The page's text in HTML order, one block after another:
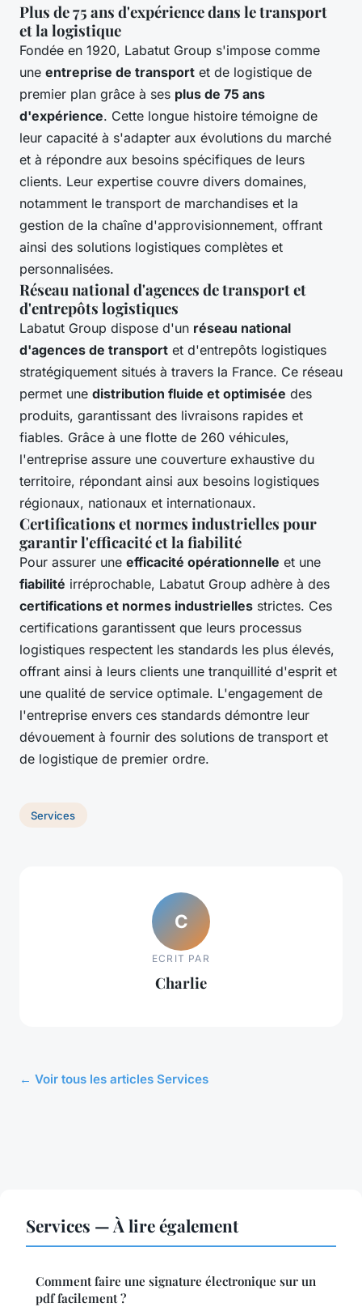
Plus de 75 ans d'expérience dans le transport
et la logistique
Fondée en 1920, Labatut Group s'impose comme
une entreprise de transport et de logistique de
premier plan grâce à ses plus de 75 ans
d'expérience. Cette longue histoire témoigne de
leur capacité à s'adapter aux évolutions du marché
et à répondre aux besoins spécifiques de leurs
clients. Leur expertise couvre divers domaines,
notamment le transport de marchandises et la
gestion de la chaîne d'approvisionnement, offrant
ainsi des solutions logistiques complètes et
personnalisées.
Réseau national d'agences de transport et
d'entrepôts logistiques
Labatut Group dispose d'un réseau national
d'agences de transport et d'entrepôts logistiques
stratégiquement situés à travers la France. Ce réseau
permet une distribution fluide et optimisée des
produits, garantissant des livraisons rapides et
fiables. Grâce à une flotte de 260 véhicules,
l'entreprise assure une couverture exhaustive du
territoire, répondant ainsi aux besoins logistiques
régionaux, nationaux et internationaux.
Certifications et normes industrielles pour
garantir l'efficacité et la fiabilité
Pour assurer une efficacité opérationnelle et une
fiabilité irréprochable, Labatut Group adhère à des
certifications et normes industrielles strictes. Ces
certifications garantissent que leurs processus
logistiques respectent les standards les plus élevés,
offrant ainsi à leurs clients une tranquillité d'esprit et
une qualité de service optimale. L'engagement de
l'entreprise envers ces standards démontre leur
dévouement à fournir des solutions de transport et
de logistique de premier ordre.
Services
C
ECRIT PAR
Charlie
← Voir tous les articles Services
Services — À lire également
Comment faire une signature électronique sur un
pdf facilement ?